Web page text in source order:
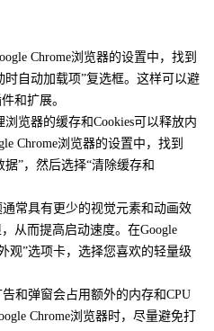
Chrome浏览器的设置中，找到
时自动加载项”复选框。这样可以避
和扩展。
览器的缓存和Cookies可以释放内
Chrome浏览器的设置中，找到
”，然后选择“清除缓存和
常具有更少的视觉元素和动画效
从而提高启动速度。在Google
观”选项卡，选择您喜欢的轻量级
和弹窗会占用额外的内存和CPU
Chrome浏览器时，尽量避免打